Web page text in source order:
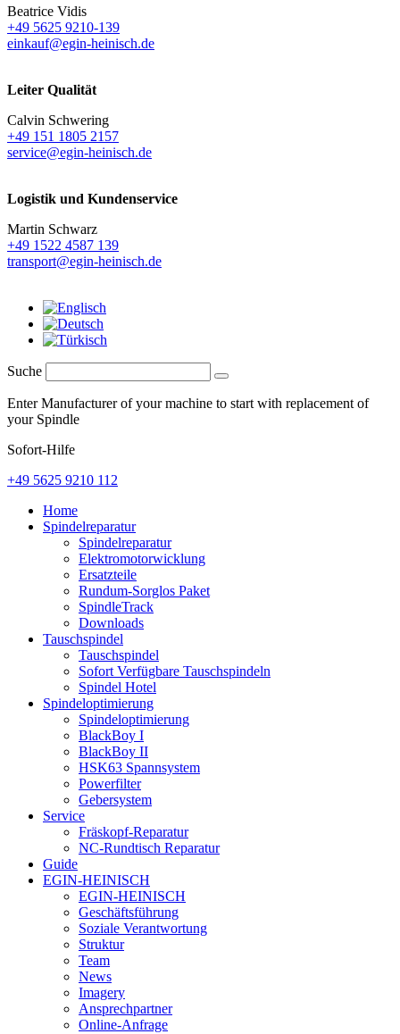
Beatrice Vidis
+49 5625 9210-139
einkauf@egin-heinisch.de
Leiter Qualität
Calvin Schwering
+49 151 1805 2157
service@egin-heinisch.de
Logistik und Kundenservice
Martin Schwarz
+49 1522 4587 139
transport@egin-heinisch.de
Suche
Enter Manufacturer of your machine to start with replacement of
your Spindle
Sofort-Hilfe
+49 5625 9210 112
Home
Spindelreparatur
Spindelreparatur
Elektromotorwicklung
Ersatzteile
Rundum-Sorglos Paket
SpindleTrack
Downloads
Tauschspindel
Tauschspindel
Sofort Verfügbare Tauschspindeln
Spindel Hotel
Spindeloptimierung
Spindeloptimierung
BlackBoy I
BlackBoy II
HSK63 Spannsystem
Powerfilter
Gebersystem
Service
Fräskopf-Reparatur
NC-Rundtisch Reparatur
Guide
EGIN-HEINISCH
EGIN-HEINISCH
Geschäftsführung
Soziale Verantwortung
Struktur
Team
News
Imagery
Ansprechpartner
Online-Anfrage